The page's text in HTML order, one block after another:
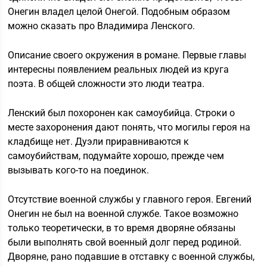
Онегин владел целой Онегой. Подобным образом
можно сказать про Владимира Ленского.
Описание своего окружения в романе. Первые главы
интересны появлением реальных людей из круга
поэта. В общей сложности это люди театра.
Ленский был похоронен как самоубийца. Строки о
месте захоронения дают понять, что могилы героя на
кладбище нет. Дуэли приравниваются к
самоубийствам, подумайте хорошо, прежде чем
вызывать кого-то на поединок.
Отсутствие военной службы у главного героя. Евгений
Онегин не был на военной службе. Такое возможно
только теоретически, в то время дворяне обязаны
были выполнять свой военный долг перед родиной.
Дворяне, рано подавшие в отставку с военной службы,